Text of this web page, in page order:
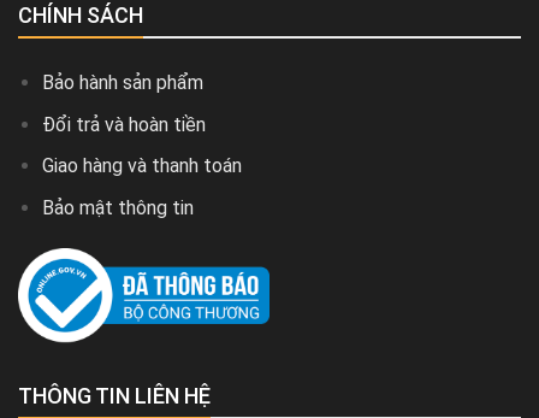
CHÍNH SÁCH
Bảo hành sản phẩm
Đổi trả và hoàn tiền
Giao hàng và thanh toán
Bảo mật thông tin
THÔNG TIN LIÊN HỆ